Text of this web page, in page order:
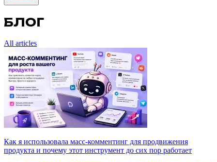
БЛОГ
All articles
Как я использовала масс-комментинг для продвижения
продукта и почему этот инструмент до сих пор работает